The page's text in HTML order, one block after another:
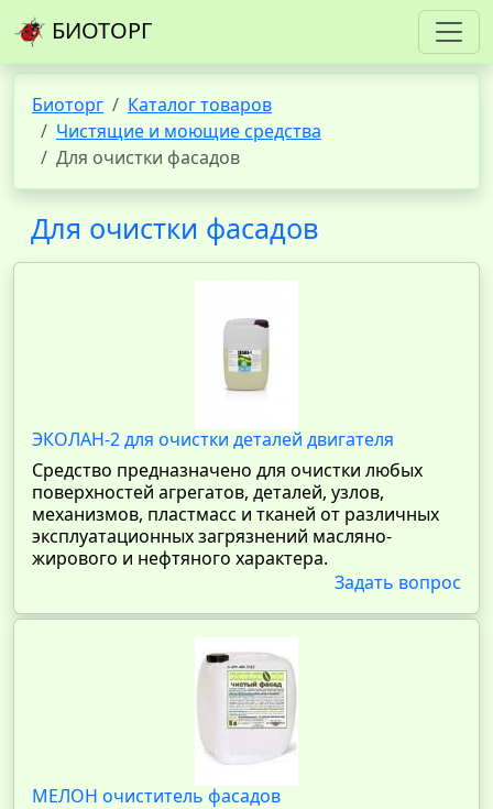
БИОТОРГ
Биоторг
Каталог товаров
Чистящие и моющие средства
Для очистки фасадов
Для очистки фасадов
ЭКОЛАН-2 для очистки деталей двигателя
Средство предназначено для очистки любых
поверхностей агрегатов, деталей, узлов,
механизмов, пластмасс и тканей от различных
эксплуатационных загрязнений масляно-
жирового и нефтяного характера.
Задать вопрос
МЕЛОН очиститель фасадов